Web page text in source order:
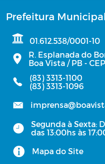
PCA -
Lista de
RREO -
Executivo
Prefeitura
01.612.538/0001-10
R. Esplanada do
Boa Vista / PB -
(83) 3313-1100
(83) 3313-1096
Segunda à Sexta:
das 13:00hs às
Mapa do Site